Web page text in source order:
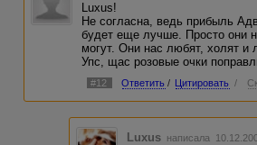
Luxus!
Не согласна, ведь прибыль
будет еще лучше. Просто они
могут. Они нас любят, холят и
Упс, щас розовые очки
#12 Ответить / Цитировать /
Luxus написала